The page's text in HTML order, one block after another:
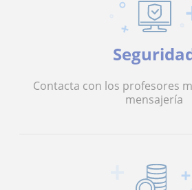
Contacta con los profesores
mensajería